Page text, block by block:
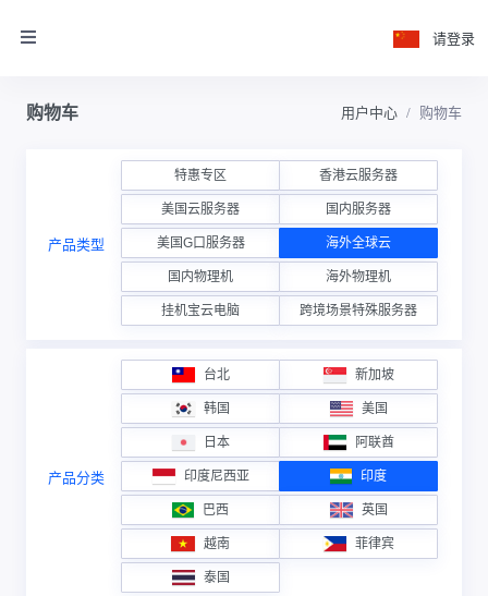
请登录
购物车 用户中心 购物车
产品类型
特惠专区 香港云服务器
美国云服务器 国内服务器
美国G口服务器 海外全球云
国内物理机 海外物理机
挂机宝云电脑 跨境场景特殊服务器
产品分类
台北 新加坡
韩国 美国
日本 阿联酋
印度尼西亚 印度
巴西 英国
越南 菲律宾
泰国